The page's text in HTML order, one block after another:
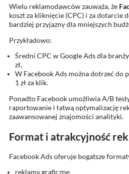
Wielu reklamodawców zauważa, że
koszt za kliknięcie (CPC) i za dotarcie
bardziej przyjazny dla mniejszych
Przykładowo:
Średni CPC w Google Ads dla
zł,
W Facebook Ads można dotrzeć do
1 zł za klik.
Ponadto Facebook umożliwia A/B
raportowanie i łatwą optymalizację
zaawansowanej znajomości analityki.
Format i atrakcyjność
Facebook Ads oferuje bogatsze
reklamy graficzne,